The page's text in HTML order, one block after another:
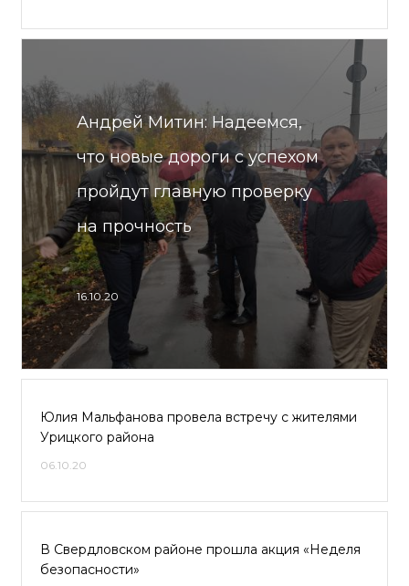
Андрей Митин: Надеемся,
что новые дороги с успехом
пройдут главную проверку
на прочность
16.10.20
Юлия Мальфанова провела встречу с жителями
Урицкого района
06.10.20
В Свердловском районе прошла акция «Неделя
безопасности»